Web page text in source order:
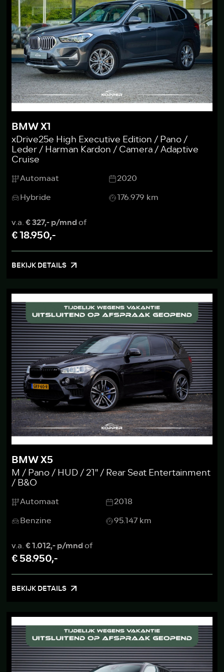
BMW X1
xDrive25e High Executive Edition / Pano /
Leder / Harman Kardon / Camera / Adaptive
Cruise
Automaat
2020
Hybride
176.979 km
v.a.€ 327,- p/mndof
€ 18.950,-
BEKIJK DETAILS
BMW X5
M / Pano / HUD / 21'' / Rear Seat Entertainment
/ B&O
Automaat
2018
Benzine
95.147 km
v.a.€ 1.012,- p/mndof
€ 58.950,-
BEKIJK DETAILS